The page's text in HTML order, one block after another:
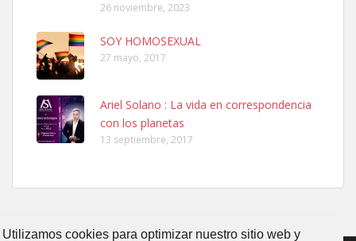
Utilizamos cookies para optimizar nuestro sitio web y
Ninfa perdida
El día 5 se los perdió una ninfa papillera, asustada tiene miedo a la
calle, se perdió por la zon...
26 noviembre, 2023
SOY HOMOSEXUAL
27 mayo, 2017
Ariel Solano : La vida en correspondencia
con los planetas
13 septiembre, 2017